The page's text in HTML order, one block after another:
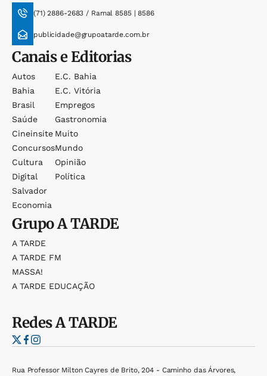
(71) 2886-2683 / Ramal 8585 | 8586
publicidade@grupoatarde.com.br
Canais e Editorias
Autos
Bahia
Brasil
Saúde
Cineinsite
Concursos
Cultura
Digital
Salvador
Economia
E.c. Bahia
E.c. Vitória
Empregos
Gastronomia
Muito
Mundo
Opinião
Política
GrupoA TARDE
A TARDE
A TARDE FM
MASSA!
A TARDE EDUCAÇÃO
RedesA TARDE
Rua Professor Milton Cayres de Brito, 204 - Caminho das Árvores,